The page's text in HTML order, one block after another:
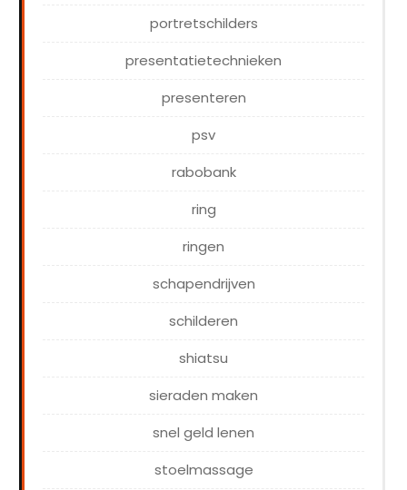
portretschilders
presentatietechnieken
presenteren
psv
rabobank
ring
ringen
schapendrijven
schilderen
shiatsu
sieraden maken
snel geld lenen
stoelmassage